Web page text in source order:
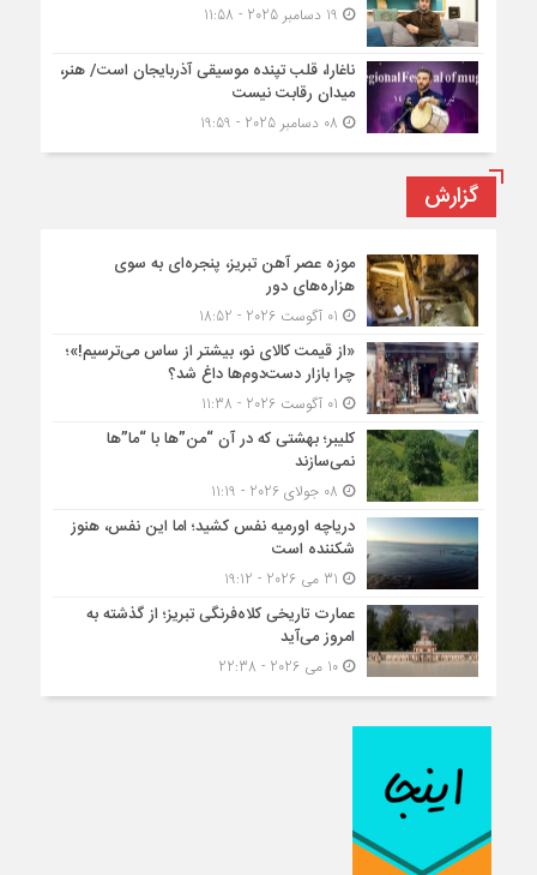
ناغارا، قلب تپنده موسیقی آذربایجان است/ هنر،
میدان رقابت نیست
گزارش
موزه عصر آهن تبریز، پنجره‌ای به سوی
هزاره‌های دور
«از قیمت کالای نو، بیشتر از ساس می‌ترسیم!»؛
چرا بازار دست‌دوم‌ها داغ شد؟
کلیبر؛ بهشتی که در آن “من”ها با “ما”ها
نمی‌سازند
دریاچه اورمیه نفس کشید؛ اما این نفس، هنوز
شکننده است
عمارت تاریخی کلاه‌فرنگی تبریز؛ از گذشته به
امروز می‌آید
10 می 2026 - 22:38